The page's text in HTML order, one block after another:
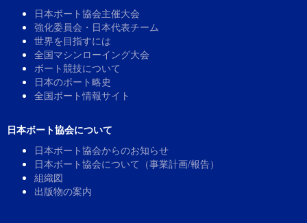
日本ボート協会主催大会
強化委員会・日本代表チーム
世界を目指すには
全国マシンローイング大会
ボート競技について
日本のボート略史
全国ボート情報サイト
日本ボート協会について
日本ボート協会からのお知らせ
日本ボート協会について（事業計画/報告）
組織図
出版物の案内